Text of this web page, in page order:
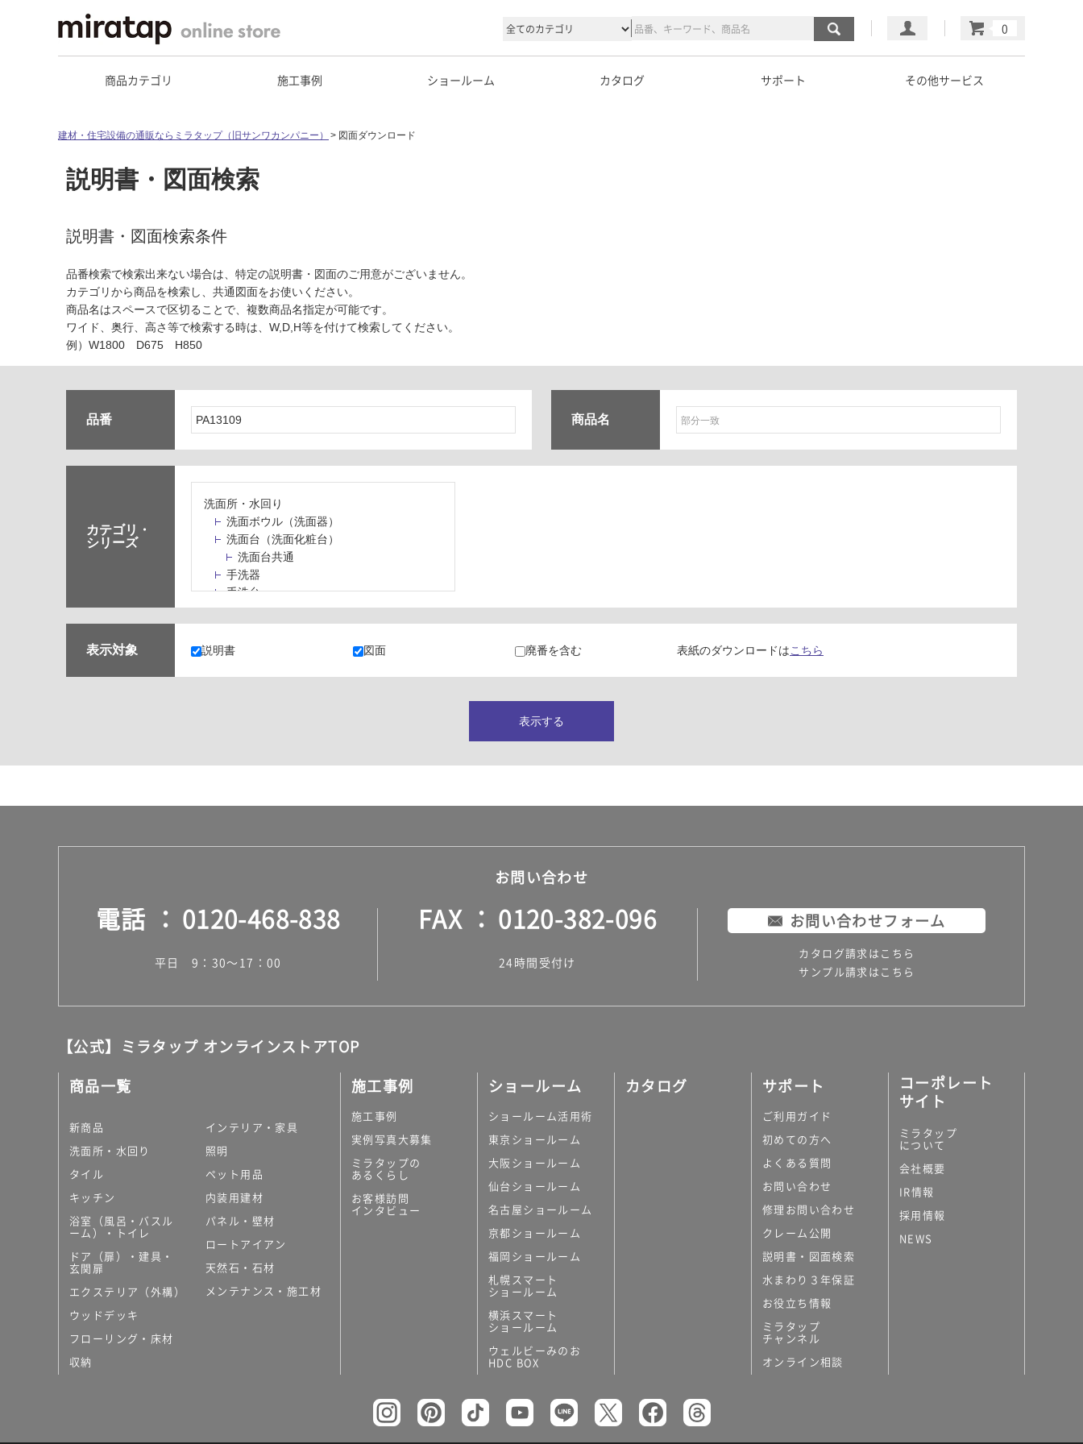
マイページ
カート
商品カテゴリ 施工事例 ショールーム カタログ サポート その他サービス
建材・住宅設備の通販ならミラタップ（旧サンワカンパニー） 図面ダウンロード
説明書・図面検索
説明書・図面検索条件
品番検索で検索出来ない場合は、特定の説明書・図面のご用意がございません。
カテゴリから商品を検索し、共通図面をお使いください。
商品名はスペースで区切ることで、複数商品名指定が可能です。
ワイド、奥行、高さ等で検索する時は、W,D,H等を付けて検索してください。
例）W1800 D675 H850
品番 商品名
カテゴリ・
シリーズ
洗面所・水回り
洗面ボウル（洗面器）
洗面台（洗面化粧台）
洗面台共通
手洗器
手洗台
水栓パン・スロップシンク
水栓金具・水栓（蛇口）・カラン
止水栓・排水金物
ミラー（鏡）
ランドリールーム
タイル
外壁タイル
洗面台タイル
屋内床タイル
テラコッタ調タイル
キッチン
コンパクトキッチン
コンパクトキッチンその他
カップボード（食器棚・キッチンボード）
コンビネーションキッチン（セクショナル
キッチン）
キッチン機器
表示対象 説明書 図面 廃番を含む 表紙のダウンロードはこちら
表示する
お問い合わせ
電話 0120-468-838
平日 9：30～17：00
FAX 0120-382-096
24時間受付け
お問い合わせフォーム
カタログ請求はこちら
サンプル請求はこちら
【公式】ミラタップ オンラインストアTOP
商品一覧
新商品
洗面所・水回り
タイル
キッチン
浴室（風呂・バスル
ーム）・トイレ
ドア（扉）・建具・
玄関扉
エクステリア（外構）
ウッドデッキ
フローリング・床材
収納
インテリア・家具
照明
ペット用品
内装用建材
パネル・壁材
ロートアイアン
天然石・石材
メンテナンス・施工材
施工事例
施工事例
実例写真大募集
ミラタップの
あるくらし
お客様訪問
インタビュー
ショールーム
ショールーム活用術
東京ショールーム
大阪ショールーム
仙台ショールーム
名古屋ショールーム
京都ショールーム
福岡ショールーム
札幌スマート
ショールーム
横浜スマート
ショールーム
ウェルビーみのお
HDC BOX
カタログ サポート
ご利用ガイド
初めての方へ
よくある質問
お問い合わせ
修理お問い合わせ
クレーム公開
説明書・図面検索
水まわり３年保証
お役立ち情報
ミラタップ
チャンネル
オンライン相談
コーポレート
サイト
ミラタップ
について
会社概要
IR情報
採用情報
NEWS